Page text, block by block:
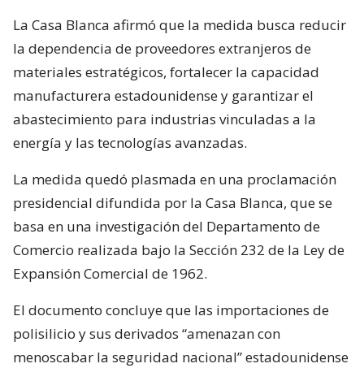
La Casa Blanca afirmó que la medida busca reducir
la dependencia de proveedores extranjeros de
materiales estratégicos, fortalecer la capacidad
manufacturera estadounidense y garantizar el
abastecimiento para industrias vinculadas a la
energía y las tecnologías avanzadas.
La medida quedó plasmada en una proclamación
presidencial difundida por la Casa Blanca, que se
basa en una investigación del Departamento de
Comercio realizada bajo la Sección 232 de la Ley de
Expansión Comercial de 1962.
El documento concluye que las importaciones de
polisilicio y sus derivados “amenazan con
menoscabar la seguridad nacional” estadounidense